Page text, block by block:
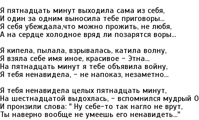
Я пятнадцать минут выходила сама из себя,
И один за одним выносила тебе приговоры...
Я себя убеждала,что можно прожить, не любя,
А на сердце холодное вряд ли позарятся воры...
Я кипела, пылала, взрывалась, катила волну,
Я взяла себе имя иное, красивое - Этна...
На пятнадцать минут я тебе объявила войну,
Я тебя ненавидела, - не напоказ, незаметно...
Я тебя ненавидела целых пятнадцать минут,
На шестнадцатой выдохлась, - вспомнился мудрый
И пронзили слова: " Ну себе-то так нагло не врут,
Ты наверно вообще не умеешь его ненавидеть..."